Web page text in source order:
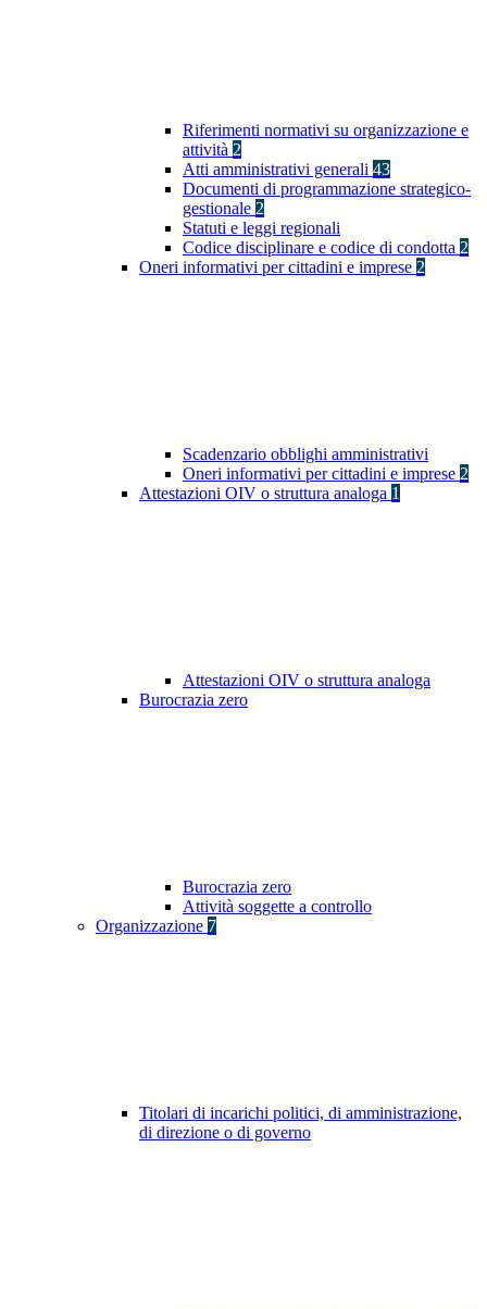
Riferimenti normativi su organizzazione e
attività 2
Atti amministrativi generali 43
Documenti di programmazione strategico-
gestionale 2
Statuti e leggi regionali
Codice disciplinare e codice di condotta 2
Oneri informativi per cittadini e imprese 2
Scadenzario obblighi amministrativi
Oneri informativi per cittadini e imprese 2
Attestazioni OIV o struttura analoga 1
Attestazioni OIV o struttura analoga
Burocrazia zero
Burocrazia zero
Attività soggette a controllo
Organizzazione 7
Titolari di incarichi politici, di amministrazione,
di direzione o di governo